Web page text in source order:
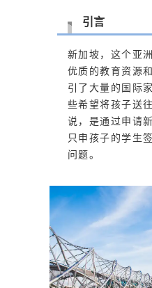
加
坡
家
属
准
证
引言
新加坡，这个亚
优质的教育资源
引了大量的国际
些希望将孩子送
说，是通过申请
只申孩子的学生
问题。